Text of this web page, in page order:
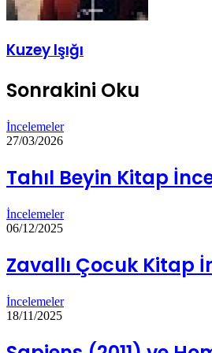
Kuzey Işığı
Sonrakini Oku
İncelemeler
27/03/2026
Tahıl Beyin Kitap
İncelemeler
06/12/2025
Zavallı Çocuk Kitap
İncelemeler
18/11/2025